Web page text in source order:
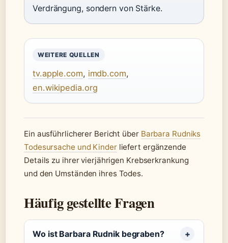
Verdrängung, sondern von Stärke.
WEITERE QUELLEN
tv.apple.com, imdb.com,
en.wikipedia.org
Ein ausführlicherer Bericht über Barbara Rudniks
Todesursache und Kinderliefert ergänzende
Details zu ihrer vierjährigen Krebserkrankung
und den Umständen ihres Todes.
Häufig gestellte Fragen
Wo ist Barbara Rudnik begraben?